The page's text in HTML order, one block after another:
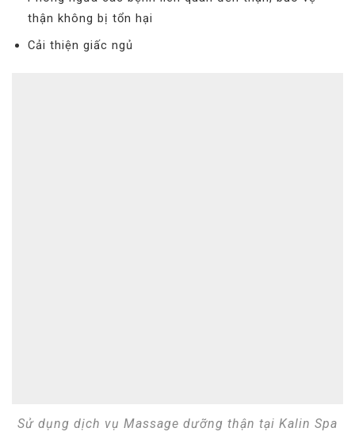
thận không bị tổn hại
Cải thiện giấc ngủ
Sử dụng dịch vụ Massage dưỡng thận tại Kalin Spa